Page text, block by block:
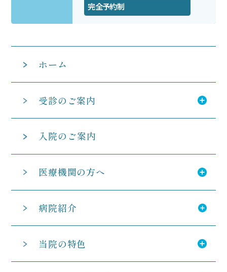
完全予約制
ホーム
受診のご案内
入院のご案内
医療機関の方へ
病院紹介
当院の特色